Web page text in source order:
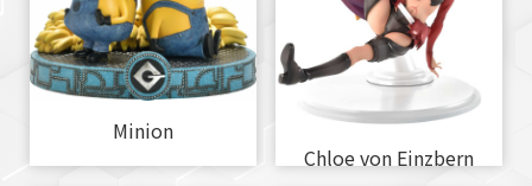
Minion
Chloe von Einzbern